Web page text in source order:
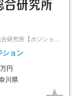
ション
円
川県